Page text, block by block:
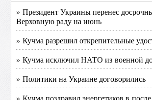
» Президент Украины перенес
Верховную раду на июнь
» Кучма разрешил открепительные
» Кучма исключил НАТО из военной
» Политики на Украине договорились
» Кучма поздравил энергетиков в